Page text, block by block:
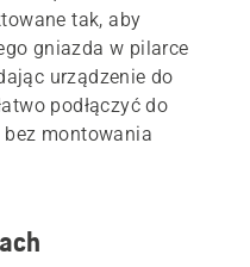
tak, aby
gniazda w pilarce
urządzenie do
podłączyć do
bez montowania